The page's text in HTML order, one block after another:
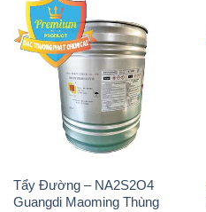
Tẩy Đường – NA2S2O4
Guangdi Maoming Thùng